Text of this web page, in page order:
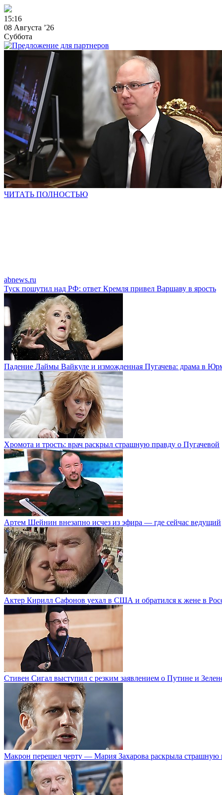
1 5:16
08 Августа ’26
Суббота
ЧИТАТЬ ПОЛНОСТЬЮ
abnews.ru
Туск пошутил над РФ: ответ Кремля привел Варшаву в ярость
Падение Лаймы Вайкуле и изможденная Пугачева: драма в
Хромота и трость: врач раскрыл страшную правду о Пугачевой
Артем Шейнин внезапно исчез из эфира — где сейчас ведущий
Актер Кирилл Сафонов уехал в США и обратился к жене в
Стивен Сигал выступил с резким заявлением о Путине и
Макрон перешел черту — Мария Захарова раскрыла страшную